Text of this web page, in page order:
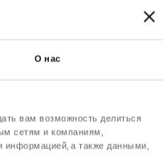
О нас
вам возможность делиться
сетям и компаниям,
информацией, а также данными,